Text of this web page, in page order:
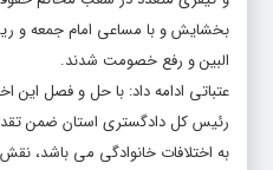
بخشایش و با مساعی امام جمعه و
البین و رفع خصومت شدند.
عتباتی ادامه داد: با حل و فصل این
رئیس کل دادگستری استان ضمن
به اختلافات خانوادگی می باشد،